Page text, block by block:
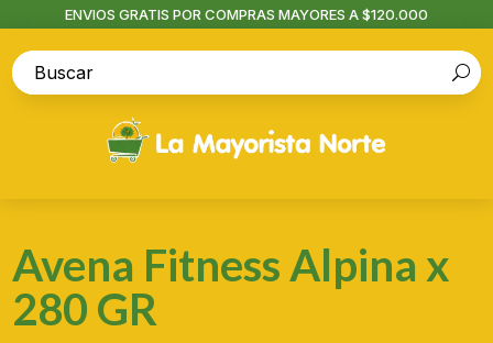
ENVIOS GRATIS POR COMPRAS MAYORES A $120.000
Avena Fitness Alpina x
280 GR